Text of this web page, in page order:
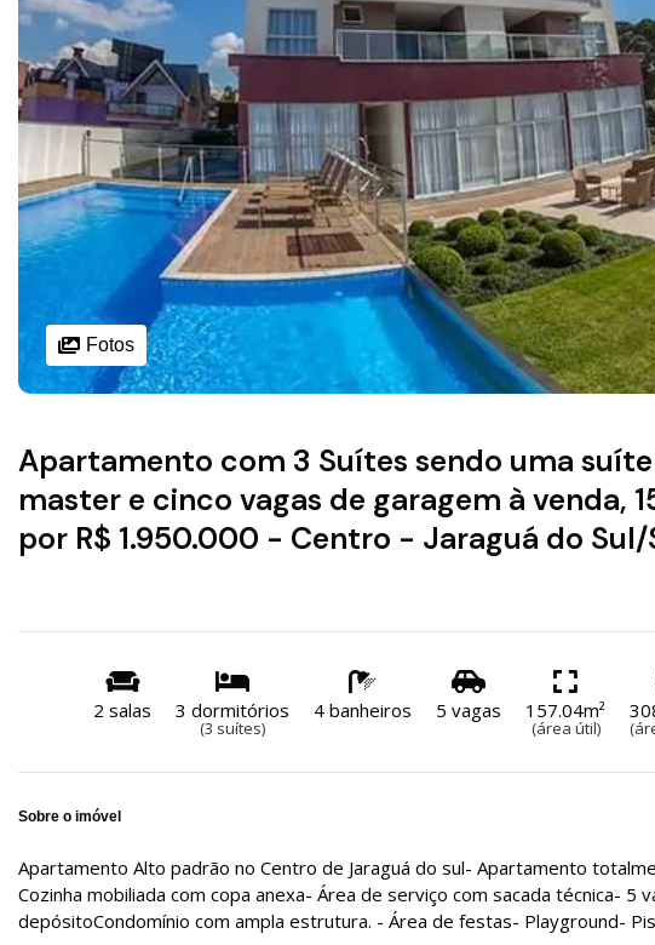
Fotos
Apartamento com 3 Suítes sendo uma suíte
master e cinco vagas de garagem à venda,
por R$ 1.950.000 - Centro - Jaraguá do Sul/
2 salas 3 dormitórios
(3 suítes)
4 banheiros 5 vagas 157.04m²
(área útil)
Sobre o imóvel
Apartamento Alto padrão no Centro de Jaraguá do sul- Apartamento
Cozinha mobiliada com copa anexa- Área de serviço com sacada técnica- 5
depósitoCondomínio com ampla estrutura. - Área de festas- Playground-